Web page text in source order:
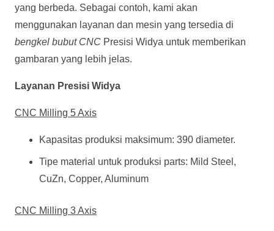
yang berbeda. Sebagai contoh, kami akan
menggunakan layanan dan mesin yang tersedia di
bengkel bubut CNC Presisi Widya untuk memberikan
gambaran yang lebih jelas.
Layanan Presisi Widya
CNC Milling 5 Axis
Kapasitas produksi maksimum: 390 diameter.
Tipe material untuk produksi parts: Mild Steel,
CuZn, Copper, Aluminum
CNC Milling 3 Axis